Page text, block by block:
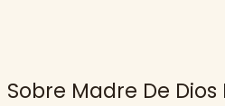
Sobre Madre De Dios